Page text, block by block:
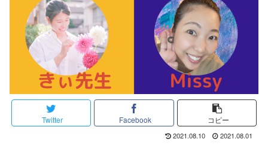
Twitter Facebook コピー
2021.08.10 2021.08.01